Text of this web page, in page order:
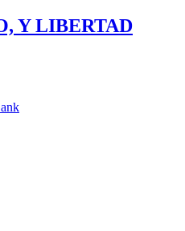
Y LIBERTAD